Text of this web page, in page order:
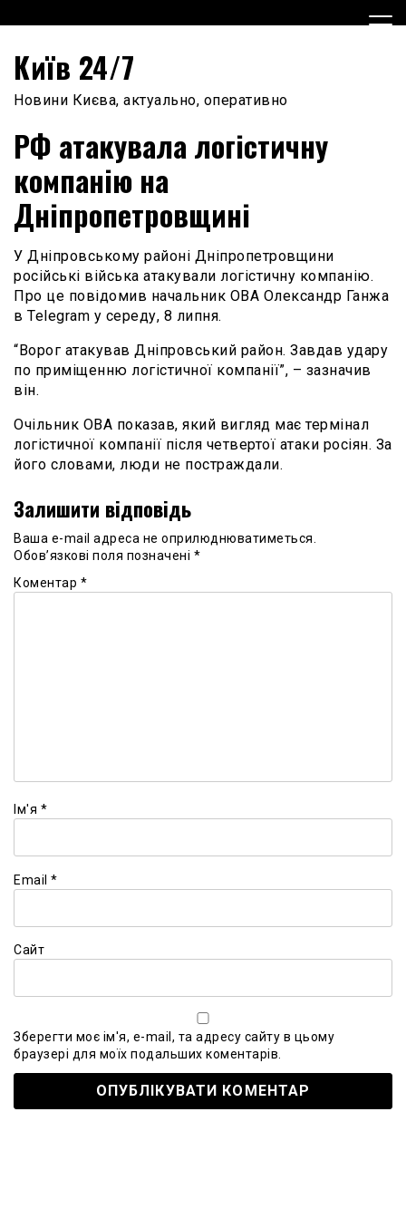
to
Київ 24/7
Новини Києва, актуально, оперативно
РФ атакувала логістичну
компанію на
Дніпропетровщині
У Дніпровському районі Дніпропетровщини
російські війська атакували логістичну компанію.
Про це повідомив начальник ОВА Олександр Ганжа
в Telegram у середу, 8 липня.
“Ворог атакував Дніпровський район. Завдав удару
по приміщенню логістичної компанії”, – зазначив
він.
Очільник ОВА показав, який вигляд має термінал
логістичної компанії після четвертої атаки росіян. За
його словами, люди не постраждали.
Залишити відповідь
Ваша e-mail адреса не оприлюднюватиметься.
Обов’язкові поля позначені *
Коментар *
Ім'я *
Email *
Сайт
Зберегти моє ім'я, e-mail, та адресу сайту в цьому
браузері для моїх подальших коментарів.